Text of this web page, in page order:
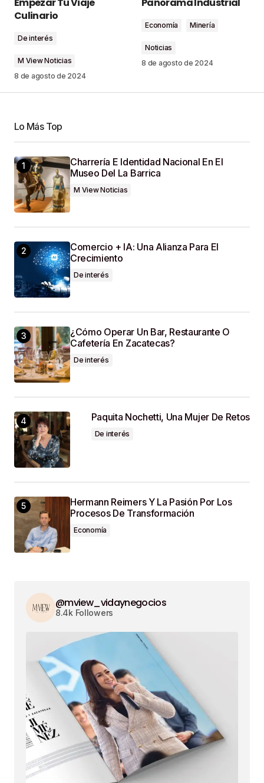
Your E-Mail*
Guardar Mi Nombre, Correo Electrónico Y Sitio
Web En Este Navegador Para La Próxima Vez
Que Haga Un Comentario.
Culinario
De interés
M View Noticias
8 de agosto de 2024
Economía Minería
Noticias
8 de agosto de 2024
Lo Más Top
Charrería E Identidad Nacional En El
Museo Del La Barrica
M View Noticias
Comercio + IA: Una Alianza Para El
Crecimiento
De interés
¿Cómo Operar Un Bar, Restaurante O
Cafetería En Zacatecas?
De interés
Paquita Nochetti, Una Mujer De Retos
De interés
Hermann Reimers Y La Pasión Por Los
Procesos De Transformación
Economía
@mview_vidaynegocios
8.4k Followers